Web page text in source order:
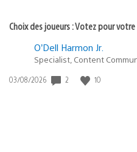
Choix des joueurs : Votez pour
O’Dell Harmon Jr.
Specialist, Content
Date
03/08/2026 2 10